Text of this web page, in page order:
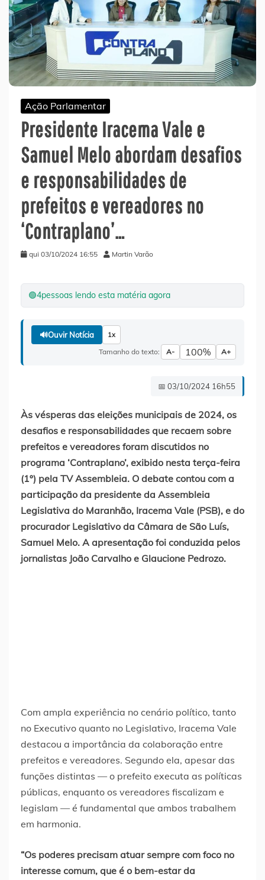
Ação Parlamentar
Presidente Iracema Vale e
Samuel Melo abordam desafios
e responsabilidades de
prefeitos e vereadores no
‘Contraplano’…
qui 03/10/2024 16:55 Martin Varão
🟢4pessoas lendo esta matéria agora
🔊Ouvir Notícia 1x
Tamanho do texto: A- 100% A+
📅 03/10/2024 16h55
Às vésperas das eleições municipais de 2024, os
desafios e responsabilidades que recaem sobre
prefeitos e vereadores foram discutidos no
programa ‘Contraplano’, exibido nesta terça-feira
(1º) pela TV Assembleia. O debate contou com a
participação da presidente da Assembleia
Legislativa do Maranhão, Iracema Vale (PSB), e do
procurador Legislativo da Câmara de São Luís,
Samuel Melo. A apresentação foi conduzida pelos
jornalistas João Carvalho e Glaucione Pedrozo.
Com ampla experiência no cenário político, tanto
no Executivo quanto no Legislativo, Iracema Vale
destacou a importância da colaboração entre
prefeitos e vereadores. Segundo ela, apesar das
funções distintas — o prefeito executa as políticas
públicas, enquanto os vereadores fiscalizam e
legislam — é fundamental que ambos trabalhem
em harmonia.
“Os poderes precisam atuar sempre com foco no
interesse comum, que é o bem-estar da